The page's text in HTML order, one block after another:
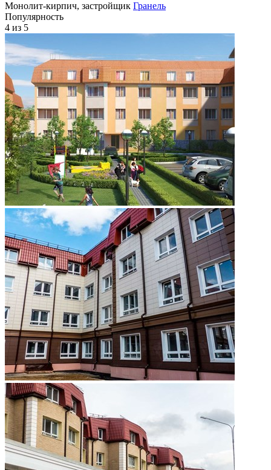
Монолит-кирпич, застройщик Гранель
Популярность
4 из 5